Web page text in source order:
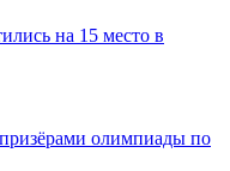
на 15 место в
олимпиады по